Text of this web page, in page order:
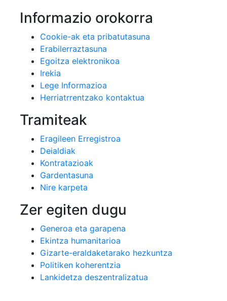
Informazio orokorra
Cookie-ak eta pribatutasuna
Erabilerraztasuna
Egoitza elektronikoa
Irekia
Lege Informazioa
Herriatrrentzako kontaktua
Tramiteak
Eragileen Erregistroa
Deialdiak
Kontratazioak
Gardentasuna
Nire karpeta
Zer egiten dugu
Generoa eta garapena
Ekintza humanitarioa
Gizarte-eraldaketarako hezkuntza
Politiken koherentzia
Lankidetza deszentralizatua